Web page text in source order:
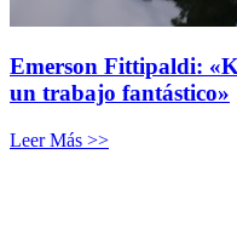
Emerson Fittipaldi:
un trabajo fantástico»
Leer Más >>